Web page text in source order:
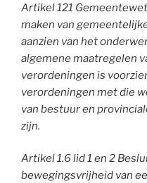
Artikel 121
maken van
aanzien van het
algemene maatregelen
verordeningen is
verordeningen met die
van bestuur en
zijn.
Artikel 1.6 lid 1 en 2
bewegingsvrijheid van